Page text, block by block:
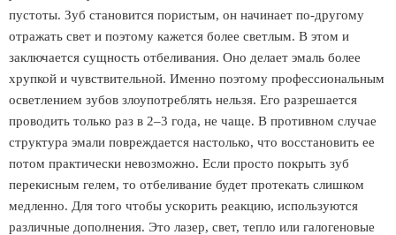
пустоты. Зуб становится пористым, он начинает по-другому
отражать свет и поэтому кажется более светлым. В этом и
заключается сущность отбеливания. Оно делает эмаль более
хрупкой и чувствительной. Именно поэтому профессиональным
осветлением зубов злоупотреблять нельзя. Его разрешается
проводить только раз в 2–3 года, не чаще. В противном случае
структура эмали повреждается настолько, что восстановить ее
потом практически невозможно. Если просто покрыть зуб
перекисным гелем, то отбеливание будет протекать слишком
медленно. Для того чтобы ускорить реакцию, используются
различные дополнения. Это лазер, свет, тепло или галогеновые